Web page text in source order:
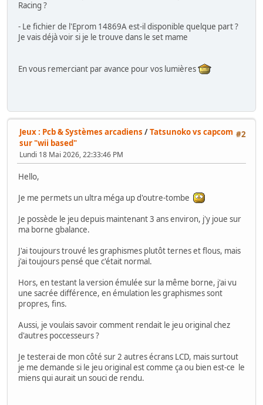
Racing ?
- Le fichier de l'Eprom 14869A est-il disponible quelque part ?
Je vais déjà voir si je le trouve dans le set mame
En vous remerciant par avance pour vos lumières
#2
Jeux : Pcb & Systèmes arcadiens /Tatsunoko vs capcom
sur "wii based"
Lundi 18 Mai 2026, 22:33:46 PM
Hello,
Je me permets un ultra méga up d'outre-tombe
Je possède le jeu depuis maintenant 3 ans environ, j'y joue sur
ma borne gbalance.
J'ai toujours trouvé les graphismes plutôt ternes et flous, mais
j'ai toujours pensé que c'était normal.
Hors, en testant la version émulée sur la même borne, j'ai vu
une sacrée différence, en émulation les graphismes sont
propres, fins.
Aussi, je voulais savoir comment rendait le jeu original chez
d'autres poccesseurs ?
Je testerai de mon côté sur 2 autres écrans LCD, mais surtout
je me demande si le jeu original est comme ça ou bien est-ce le
miens qui aurait un souci de rendu.